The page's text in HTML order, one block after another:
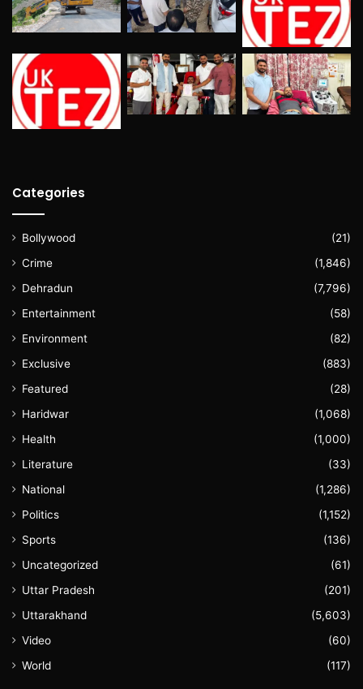
Categories
Bollywood
(21)
Crime
(1,846)
Dehradun
(7,796)
Entertainment
(58)
Environment
(82)
Exclusive
(883)
Featured
(28)
Haridwar
(1,068)
Health
(1,000)
Literature
(33)
National
(1,286)
Politics
(1,152)
Sports
(136)
Uncategorized
(61)
Uttar Pradesh
(201)
Uttarakhand
(5,603)
Video
(60)
World
(117)